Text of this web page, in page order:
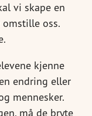
vi skape en
oss.
kjenne
endring eller
mennesker.
må de bryte